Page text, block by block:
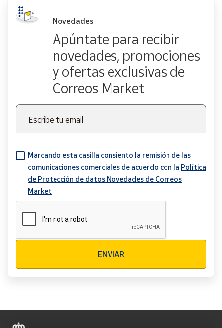
Novedades
Apúntate para recibir
novedades, promociones
y ofertas exclusivas de
Correos Market
Escribe tu email
Marcando esta casilla consiento la remisión de las
comunicaciones comerciales de acuerdo con la Política
de Protección de datos Novedades de Correos
Market
ENVIAR